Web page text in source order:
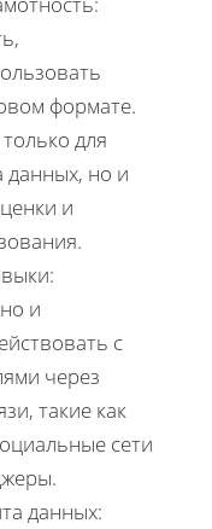
формате.
для
данных, но и
и
и
с
через
такие как
сети
данных: